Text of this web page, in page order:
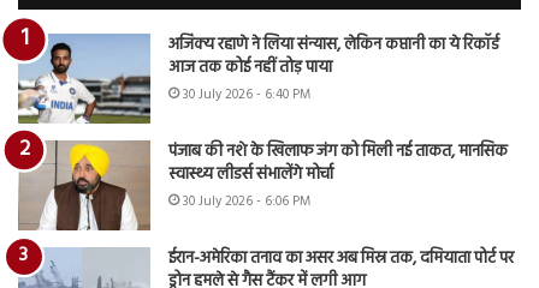
अजिंक्य रहाणे ने लिया संन्यास, लेकिन कप्तानी का ये रिकॉर्ड
आज तक कोई नहीं तोड़ पाया
30 July 2026 - 6:40 PM
पंजाब की नशे के खिलाफ जंग को मिली नई ताकत, मानसिक
स्वास्थ्य लीडर्स संभालेंगे मोर्चा
30 July 2026 - 6:06 PM
ईरान-अमेरिका तनाव का असर अब मिस्र तक, दमियाता पोर्ट पर
ड्रोन हमले से गैस टैंकर में लगी आग